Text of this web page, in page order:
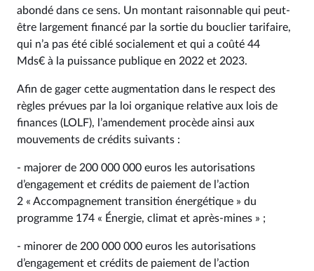
abondé dans ce sens. Un montant raisonnable qui peut-
être largement financé par la sortie du bouclier tarifaire,
qui n’a pas été ciblé socialement et qui a coûté 44
Mds€ à la puissance publique en 2022 et 2023.
Afin de gager cette augmentation dans le respect des
règles prévues par la loi organique relative aux lois de
finances (LOLF), l’amendement procède ainsi aux
mouvements de crédits suivants :
- majorer de 200 000 000 euros les autorisations
d’engagement et crédits de paiement de l’action
2 « Accompagnement transition énergétique » du
programme 174 « Énergie, climat et après-mines » ;
- minorer de 200 000 000 euros les autorisations
d’engagement et crédits de paiement de l’action